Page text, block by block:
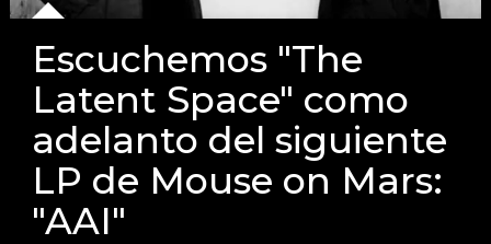
Escuchemos "The
Latent Space" como
adelanto del siguiente
LP de Mouse on Mars:
"AAI"